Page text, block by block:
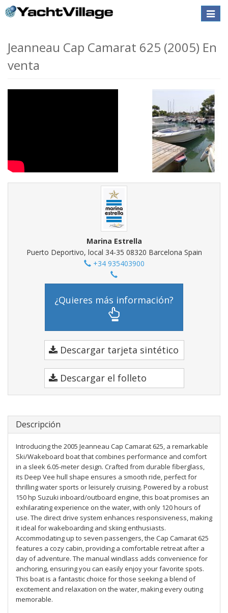
Toggle
Jeanneau Cap Camarat 625 (2005) En
venta
Marina Estrella
Puerto Deportivo, local 34-35 08320 Barcelona Spain
+34 935403900
¿Quieres más información?
Descargar tarjeta sintético
Descargar el folleto
Descripción
Introducing the 2005 Jeanneau Cap Camarat 625, a remarkable
Ski/Wakeboard boat that combines performance and comfort
in a sleek 6.05-meter design. Crafted from durable fiberglass,
its Deep Vee hull shape ensures a smooth ride, perfect for
thrilling water sports or leisurely cruising. Powered by a robust
150 hp Suzuki inboard/outboard engine, this boat promises an
exhilarating experience on the water, with only 120 hours of
use. The direct drive system enhances responsiveness, making
it ideal for wakeboarding and skiing enthusiasts.
Accommodating up to seven passengers, the Cap Camarat 625
features a cozy cabin, providing a comfortable retreat after a
day of adventure. The manual windlass adds convenience for
anchoring, ensuring you can easily enjoy your favorite spots.
This boat is a fantastic choice for those seeking a blend of
excitement and relaxation on the water, making every outing
memorable.